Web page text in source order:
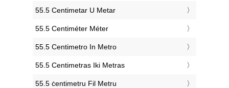
‎55.5 Centimetar U Metar
‎55.5 Centiméter Méter
‎55.5 Centimetro In Metro
‎55.5 Centimetras Iki Metras
‎55.5 ċentimetru Fil Metru